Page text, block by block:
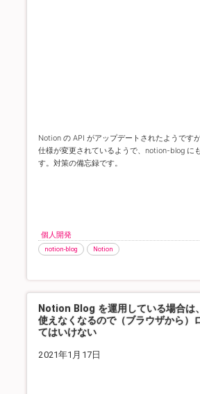
Notion の API がアップデートされたようです
仕様が変更されているようで、notion-blog に
す。対策の備忘録です。
個人開発
notion-blog Notion
Notion Blog を運用している場合は
使えなくなるので（ブラウザから）
てはいけない
2021年1月17日